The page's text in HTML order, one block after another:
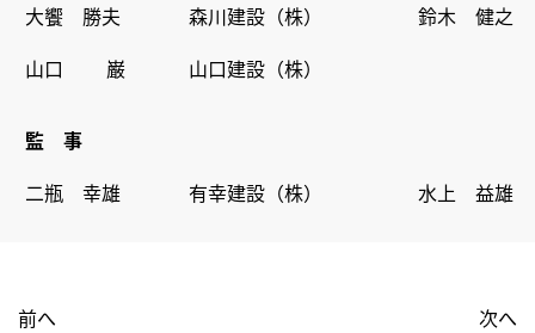
大饗 勝夫
森川建設（株）
鈴木 健之
山口 巌
山口建設（株）
監 事
二瓶 幸雄
有幸建設（株） 水上 益雄
前へ 次へ